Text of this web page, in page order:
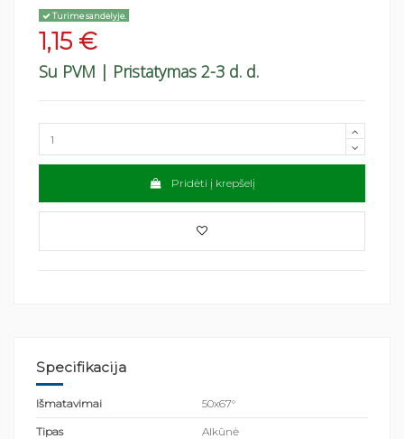
Turime sandėlyje.
1,15 €
Su PVM | Pristatymas 2-3 d. d.
Pridėti į krepšelį
Specifikacija
Išmatavimai 50x67°
Tipas Alkūnė